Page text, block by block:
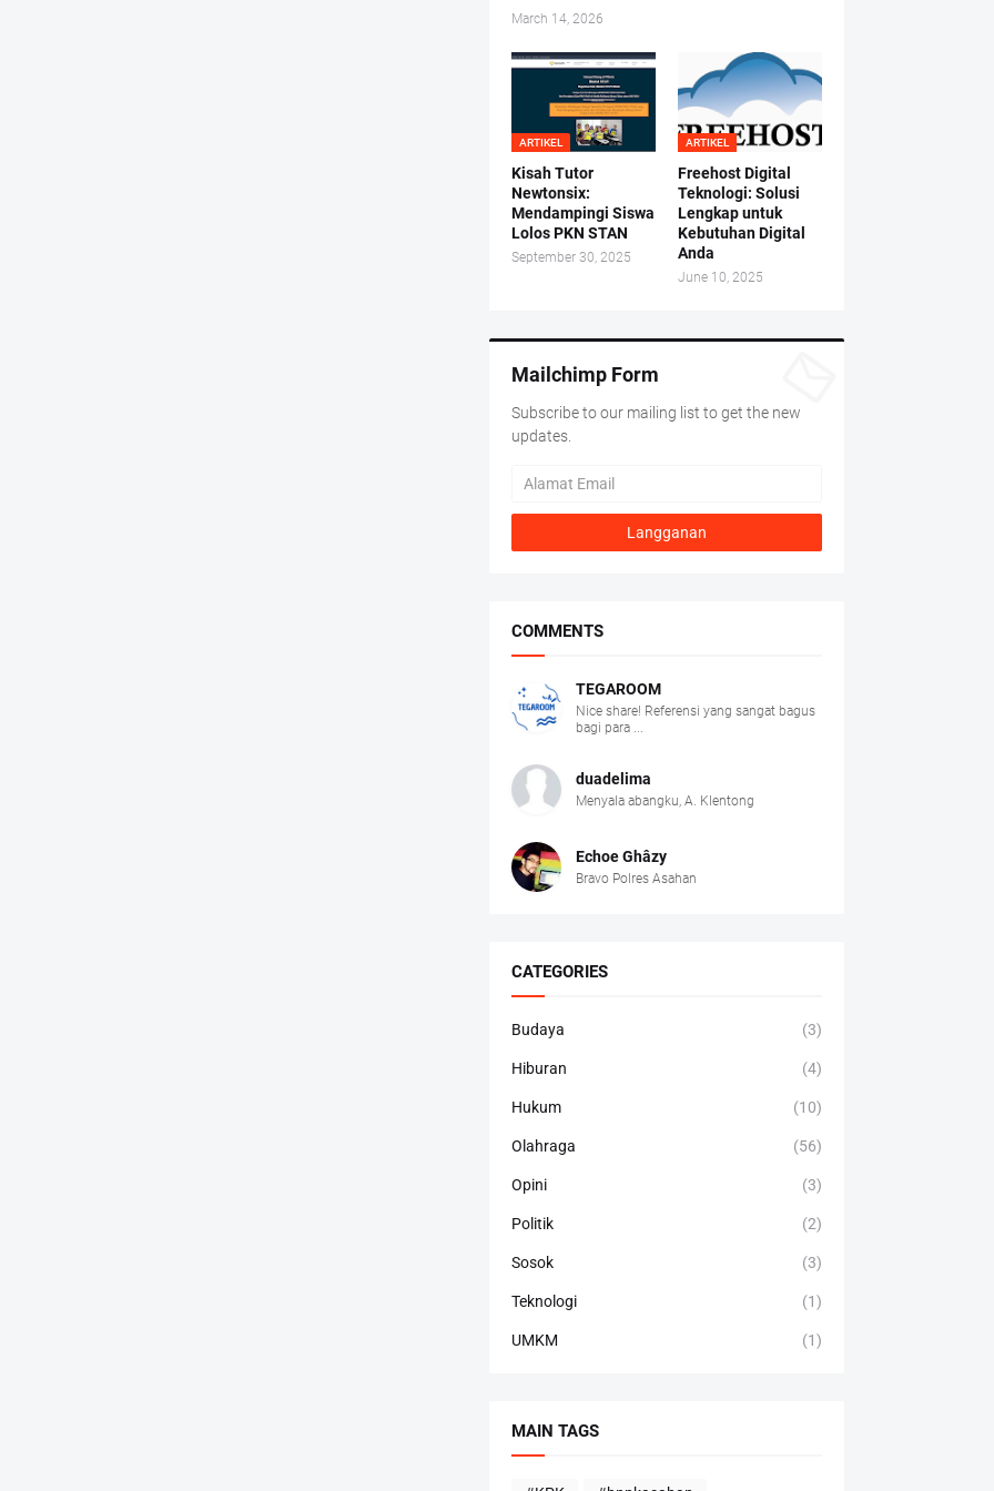
March 14, 2026
ARTIKEL
Kisah Tutor
Newtonsix:
Mendampingi Siswa
Lolos PKN STAN
September 30, 2025
ARTIKEL
Freehost Digital
Teknologi: Solusi
Lengkap untuk
Kebutuhan Digital
Anda
June 10, 2025
Mailchimp Form
Subscribe to our mailing list to get the new
updates.
COMMENTS
TEGAROOM
Nice share! Referensi yang sangat bagus
bagi para ...
duadelima
Menyala abangku, A. Klentong
Echoe Ghâzy
Bravo Polres Asahan
CATEGORIES
Budaya (3)
Hiburan (4)
Hukum (10)
Olahraga (56)
Opini (3)
Politik (2)
Sosok (3)
Teknologi (1)
UMKM (1)
MAIN TAGS